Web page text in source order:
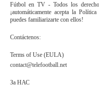
Fútbol en TV - Todos los
¡automáticamente acepta la
puedes familiarizarte con ellos!
Contáctenos:
Terms of Use (EULA)
contact@telefootball.net
За НАС